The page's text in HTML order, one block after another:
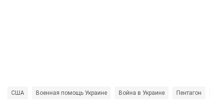
США Военная помощь Украине Война в Украине Пентагон